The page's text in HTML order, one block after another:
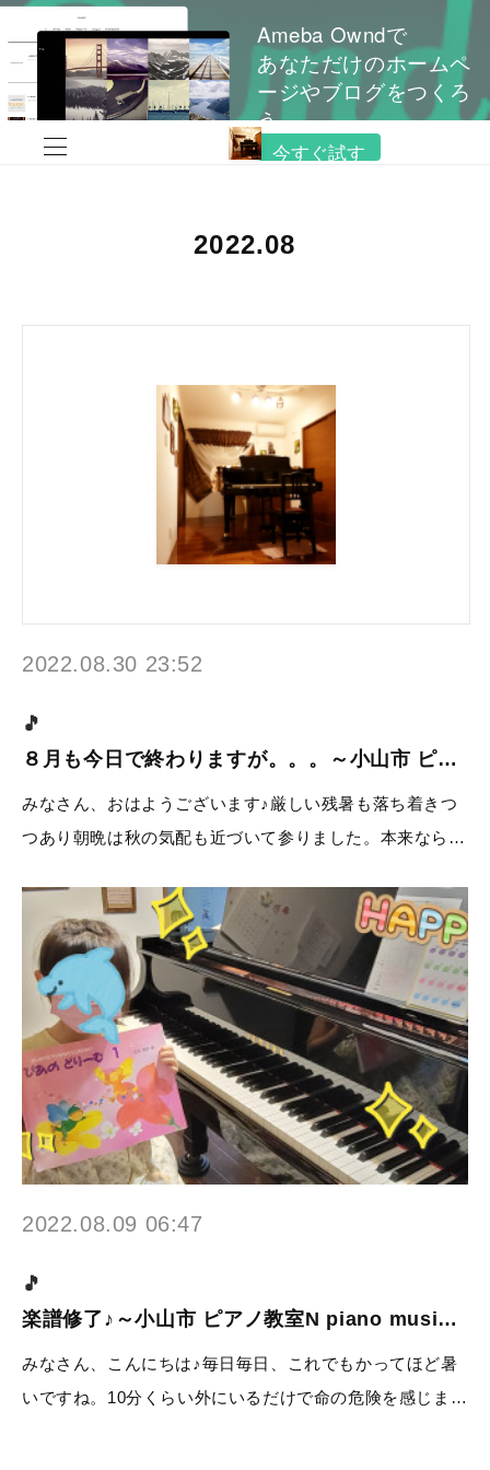
Ameba Owndで
あなただけのホームペ
ージやブログをつくろ
う
今すぐ試す
2022.08
2022.08.30 23:52
８月も今日で終わりますが。。。～小山市 ピ…
みなさん、おはようございます♪厳しい残暑も落ち着きつ
つあり朝晩は秋の気配も近づいて参りました。本来なら…
2022.08.09 06:47
楽譜修了♪～小山市 ピアノ教室N piano musi…
みなさん、こんにちは♪毎日毎日、これでもかってほど暑
いですね。10分くらい外にいるだけで命の危険を感じま…